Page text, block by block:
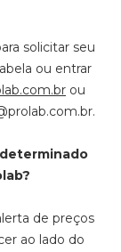
solicitar seu
ou entrar
ou
de preços
ao lado do